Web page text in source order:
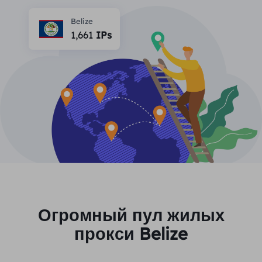
Прокси-провайдер
SEO-мониторинг
Проверка рекламы
Веб-скрапинг и сканирование
Посмотреть все
БЕСПЛАТНЫЕ ИНСТРУМЕНТЫ
Прокси-проверка
Список бесплатных прокси
Великобритания
ПОМОЩЬ
Часто задаваемые вопросы
Блог
Руководство пользователя
ИНТЕГРАЦИИ
Русский
English
Việt Nam
Indonesia
НаслаждатьсяСкидка 77%и действуйте
сейчас!
Жилье $0/ГБ Неограниченно $0/день
Авторизоваться Зарегистрироваться
Belize
1,661IPs
Огромный пул жилых
прокси Belize